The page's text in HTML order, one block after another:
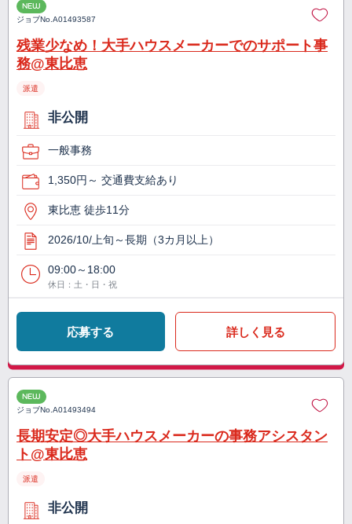
NEW
ジョブNo.A01493587
残業少なめ！大手ハウスメーカーでのサポート事
務@東比恵
派遣
非公開
一般事務
1,350円～ 交通費支給あり
東比恵 徒歩11分
2026/10/上旬～長期（3カ月以上）
09:00～18:00
休日：土・日・祝
応募する 詳しく見る
NEW
ジョブNo.A01493494
長期安定◎大手ハウスメーカーの事務アシスタン
ト@東比恵
派遣
非公開